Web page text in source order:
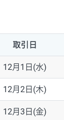
AUD/USD
NZD/USD
EUR/GBP
EUR/AUD
取引日
12月1日(水)
12月2日(木)
12月3日(金)